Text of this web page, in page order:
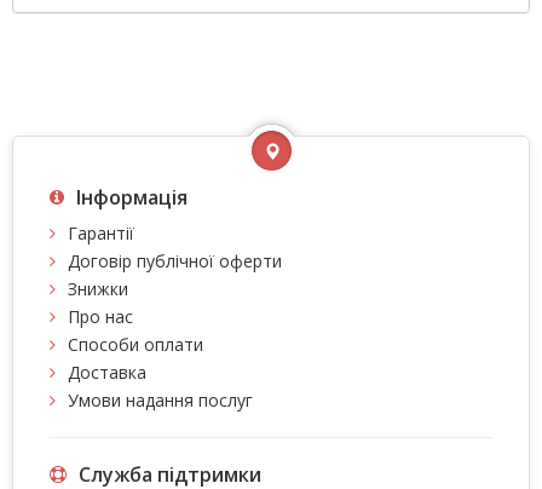
Інформація
Гарантії
Договір публічної оферти
Знижки
Про нас
Способи оплати
Доставка
Умови надання послуг
Служба підтримки